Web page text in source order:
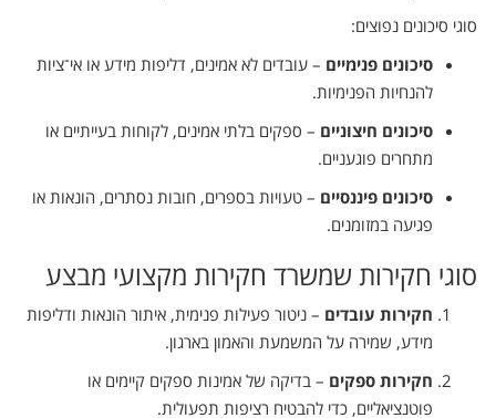
סוגי סיכונים נפוצים:
סיכונים פנימיים – עובדים לא אמינים, דליפות מידע או אי־ציות
להנחיות הפנימיות.
סיכונים חיצוניים – ספקים בלתי אמינים, לקוחות בעייתיים או
מתחרים פוגעניים.
סיכונים פיננסיים – טעויות בספרים, חובות נסתרים, הונאות או
פגיעה במזומנים.
סוגי חקירות שמשרד חקירות מקצועי מבצע
חקירות עובדים – ניטור פעילות פנימית, איתור הונאות ודליפות
מידע, שמירה על המשמעת והאמון בארגון.
חקירות ספקים – בדיקה של אמינות ספקים קיימים או
פוטנציאליים, כדי להבטיח רציפות תפעולית.